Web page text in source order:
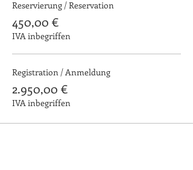
Reservierung / Reservation
450,00 €
IVA inbegriffen
Registration / Anmeldung
2.950,00 €
IVA inbegriffen